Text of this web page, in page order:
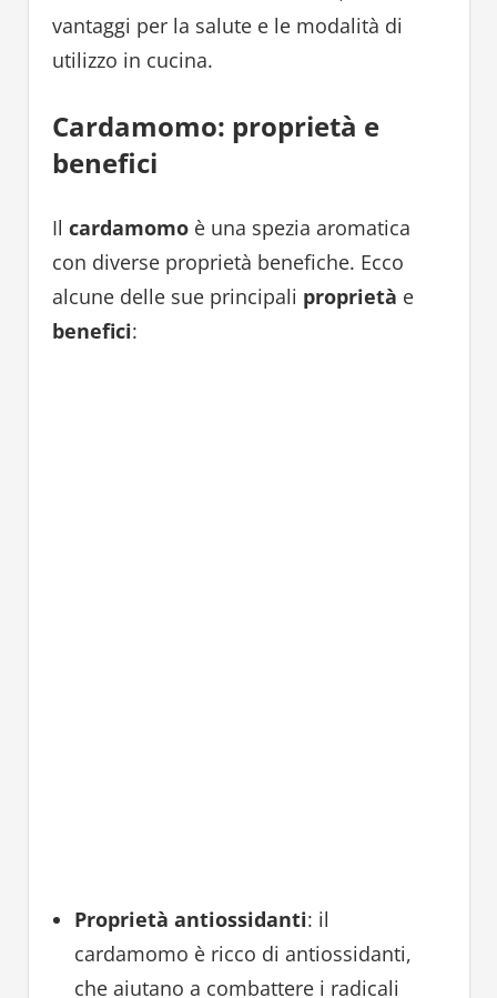
vantaggi per la salute e le modalità di
utilizzo in cucina.
Cardamomo: proprietà e
benefici
Il cardamomoè una spezia aromatica
con diverse proprietà benefiche. Ecco
alcune delle sue principali proprietà e
benefici:
Proprietà antiossidanti: il
cardamomo è ricco di antiossidanti,
che aiutano a combattere i radicali